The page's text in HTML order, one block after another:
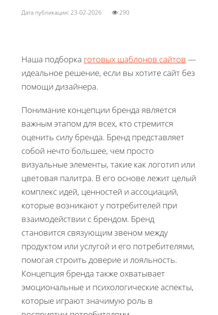
Дата публикации: 23-02-2026 290
Наша подборка готовых шаблонов сайтов —
идеальное решение, если вы хотите сайт без
помощи дизайнера.
Понимание концепции бренда является
важным этапом для всех, кто стремится
оценить силу бренда. Бренд представляет
собой нечто большее, чем просто
визуальные элементы, такие как логотип или
цветовая палитра. В его основе лежит целый
комплекс идей, ценностей и ассоциаций,
которые возникают у потребителей при
взаимодействии с брендом. Бренд
становится связующим звеном между
продуктом или услугой и его потребителями,
помогая строить доверие и лояльность.
Концепция бренда также охватывает
эмоциональные и психологические аспекты,
которые играют значимую роль в